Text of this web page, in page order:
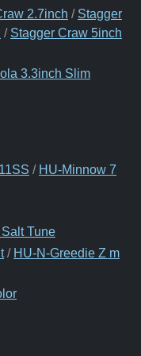
2.7inch / Stagger
/ Stagger Craw 5inch
3.3inch Slim
/ HU-Minnow 7
Tune
/ HU-N-Greedie Z m